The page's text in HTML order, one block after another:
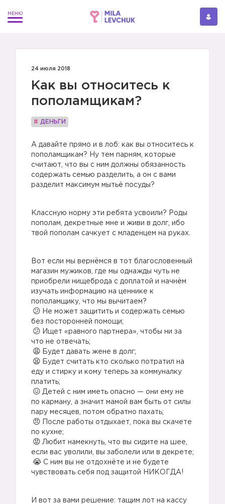
24 июля 2018
Как вы относитесь к
пополамщикам?
# ДЕНЬГИ
А давайте прямо и в лоб: как вы относитесь к
пополамщикам? Ну тем парням, которые
считают, что вы с ним должны обязанность
содержать семью разделить, а он с вами
разделит максимум мытьё посуды?
Классную норму эти ребята усвоили? Роды
пополам, декретные мне и живи в долг, ибо
твой пополам сачкует с младенцем на руках.
Вот если мы вернёмся в тот благословенный
магазин мужиков, где мы однажды чуть не
приобрели нищеброда с доплатой и начнём
изучать информацию на ценнике к
пополамщику, что мы вычитаем?
Не может защитить и содержать семью
без посторонней помощи;
Ищет «равного партнера», чтобы ни за
что не отвечать;
Будет давать жене в долг;
Будет считать кто сколько потратил на
еду и стирку и кому теперь за коммуналку
платить;
Детей с ним иметь опасно — они ему не
по карману, а значит мамой вам быть от силы
пару месяцев, потом обратно пахать;
После работы отдыхает, пока вы скачете
по кухне;
Любит намекнуть, что вы сидите на шее,
если вас уволили, вы заболели или в декрете;
С ним вы не отдохнёте и не будете
чувствовать себя под защитой НИКОГДА!
И вот за вами решение: тащим лот на кассу